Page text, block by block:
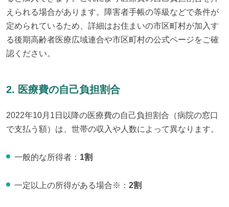
えられる場合があります。障害者手帳の等級などで条件が
定められているため、詳細はお住まいの市区町村が加入す
る後期高齢者医療広域連合や市区町村の公式ページをご確
認ください。
2. 医療費の自己負担割合
2022年10月1日以降の医療費の自己負担割合（病院の窓口
で支払う額）は、世帯の収入や人数によって異なります。
一般的な所得者： 1割
一定以上の所得がある場合※： 2割